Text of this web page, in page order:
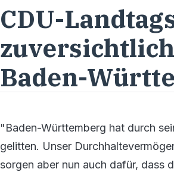
CDU-
Baden-
"Baden-Württemberg hat durch
gelitten. Unser
sorgen aber nun auch dafür, dass